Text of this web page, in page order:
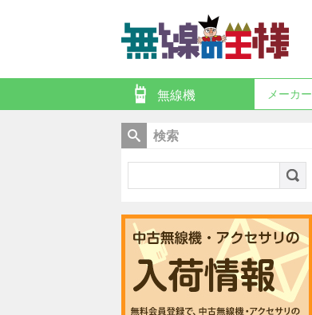
無線機 メーカ
検索